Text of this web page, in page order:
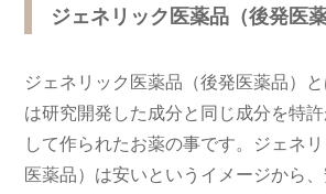
ジェネリック医薬品（後発医
ジェネリック医薬品（後発医薬品）
は研究開発した成分と同じ成分を特
して作られたお薬の事です。ジェネ
医薬品）は安いというイメージから